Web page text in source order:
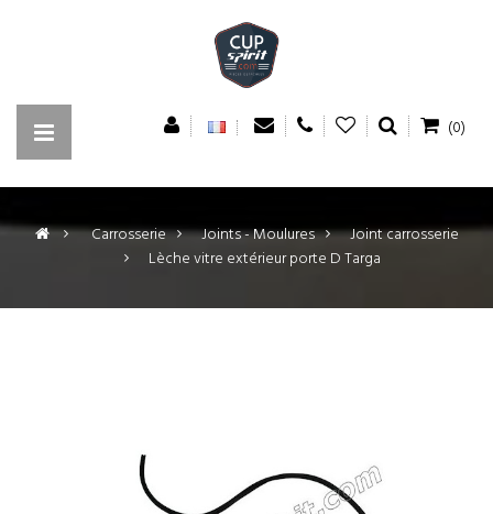
(0)
> Carrosserie > Joints - Moulures >
Joint carrosserie
>
Lèche vitre extérieur porte D Targa